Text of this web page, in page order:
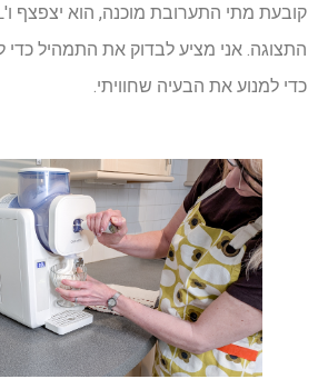
התצוגה. אני מציע לבדוק את התמהיל
כדי למנוע את הבעיה שחוויתי.